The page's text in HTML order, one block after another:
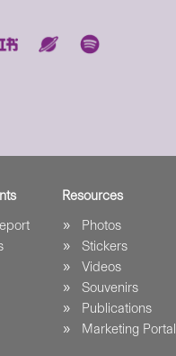
Resources
Photos
Stickers
Videos
Souvenirs
Publications
Marketing Portal